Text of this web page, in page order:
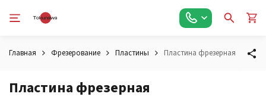
Главная Фрезерование Пластины Пластина фрезерная
Пластина фрезерная